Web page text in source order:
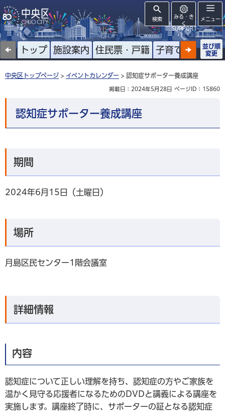
検索
みる・き
く
SUPPORT
メニュー
トップ 施設案内 住民票・戸籍 子育て 高齢者
並び順
変更
中央区トップページ > イベントカレンダー > 認知症サポーター養成講座
掲載日：2024年5月28日 ページID：15860
認知症サポーター養成講座
期間
2024年6月15日（土曜日）
場所
月島区民センター1階会議室
詳細情報
内容
認知症について正しい理解を持ち、認知症の方やご家族を
温かく見守る応援者になるためのDVDと講義による講座を
実施します。講座終了時に、サポーターの証となる認知症